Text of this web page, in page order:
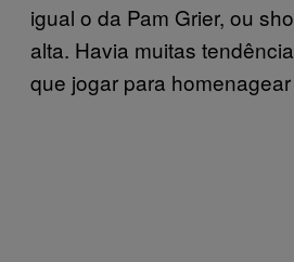
igual o da Pam Grier, ou
alta. Havia muitas
que jogar para